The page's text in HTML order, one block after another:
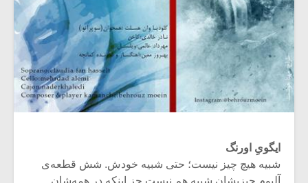
ایگویِ اورنگ
شبیه هیچ چیز نیست؛ حتی شبیه خودش. شش قطعه‌ی
آلبوم چیزیشان شبیه هم نیست جز اینکه در همه‌شان